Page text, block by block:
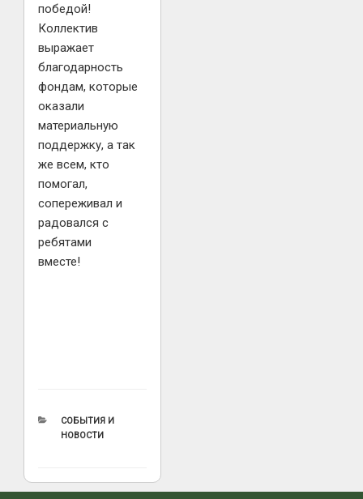
победой!
Коллектив
выражает
благодарность
фондам, которые
оказали
материальную
поддержку, а так
же всем, кто
помогал,
сопереживал и
радовался с
ребятами
вместе!
РУБРИКИ
СОБЫТИЯ И
НОВОСТИ